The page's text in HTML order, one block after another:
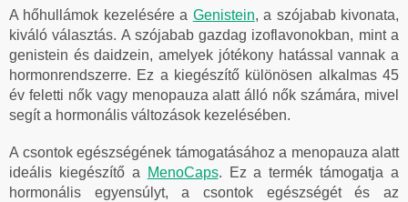
A hőhullámok kezelésére a Genistein, a szójabab kivonata,
kiváló választás. A szójabab gazdag izoflavonokban, mint a
genistein és daidzein, amelyek jótékony hatással vannak a
hormonrendszerre. Ez a kiegészítő különösen alkalmas 45
év feletti nők vagy menopauza alatt álló nők számára, mivel
segít a hormonális változások kezelésében.
A csontok egészségének támogatásához a menopauza alatt
ideális kiegészítő a
MenoCaps. Ez a termék támogatja a
hormonális egyensúlyt, a csontok egészségét és az